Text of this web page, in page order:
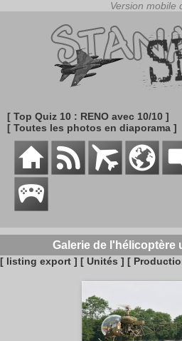
[ Top Quiz 10 : RENO avec 10/10 ]
[ Toutes les photos en diaporama ]
Galerie de l'hélicoptère
[ listing export ] [ Unités ] [